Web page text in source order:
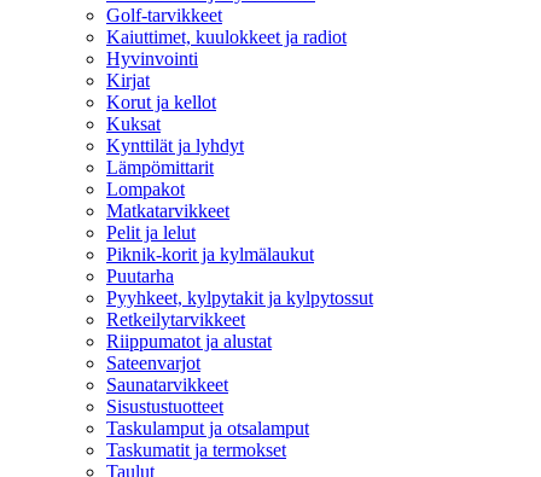
Golf-tarvikkeet
Kaiuttimet, kuulokkeet ja radiot
Hyvinvointi
Kirjat
Korut ja kellot
Kuksat
Kynttilät ja lyhdyt
Lämpömittarit
Lompakot
Matkatarvikkeet
Pelit ja lelut
Piknik-korit ja kylmälaukut
Puutarha
Pyyhkeet, kylpytakit ja kylpytossut
Retkeilytarvikkeet
Riippumatot ja alustat
Sateenvarjot
Saunatarvikkeet
Sisustustuotteet
Taskulamput ja otsalamput
Taskumatit ja termokset
Taulut